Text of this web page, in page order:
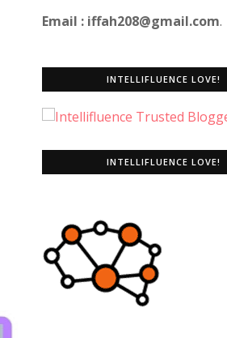
Email : iffah208@gmail.com.
INTELLIFLUENCE LOVE!
INTELLIFLUENCE LOVE!